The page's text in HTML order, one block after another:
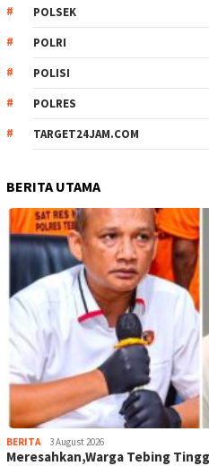
POLSEK
POLRI
POLISI
POLRES
TARGET24JAM.COM
BERITA UTAMA
BERITA 3 August 2026
Meresahkan,Warga Tebing